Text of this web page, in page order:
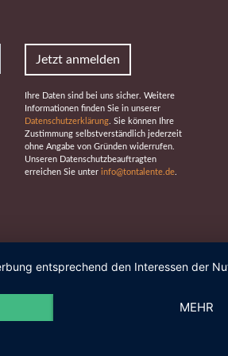
Jetzt anmelden
Ihre Daten sind bei uns sicher. Weitere
Informationen finden Sie in unserer
Datenschutzerklärung . Sie können Ihre
Zustimmung selbstverständlich jederzeit
ohne Angabe von Gründen widerrufen.
Unseren Datenschutzbeauftragten
erreichen Sie unter info@tontalente.de
entsprechend den Interessen der
MEHR